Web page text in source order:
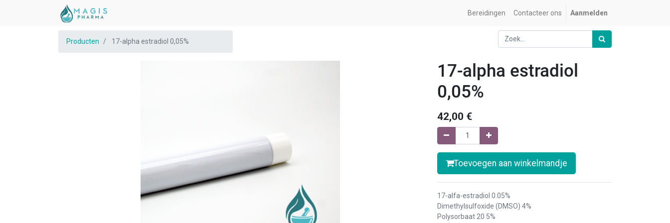
Bereidingen Contacteer ons Aanmelden
Producten 17-alpha estradiol 0,05%
17-alpha estradiol
0,05%
42,00 €
Toevoegen aan winkelmandje
17-alfa-estradiol 0.05%
Dimethylsulfoxide (DMSO) 4%
Polysorbaat 20 5%